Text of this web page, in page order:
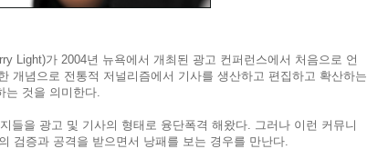
Light)가 2004년 뉴욕에서 개최된 광고 컨퍼런스에서 처음으로 언
개념으로 전통적 저널리즘에서 기사를 생산하고 편집하고 확산하는
것을 의미한다.
들을 광고 및 기사의 형태로 융단폭격 해왔다. 그러나 이런 커뮤니
검증과 공격을 받으면서 낭패를 보는 경우를 만난다.